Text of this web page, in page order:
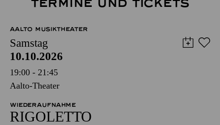
TERMINE UND TICKETS
AALTO MUSIKTHEATER
Samstag
10.10.2026
19:00 - 21:45
Aalto-Theater
WIEDERAUFNAHME
RIGO­LETTO